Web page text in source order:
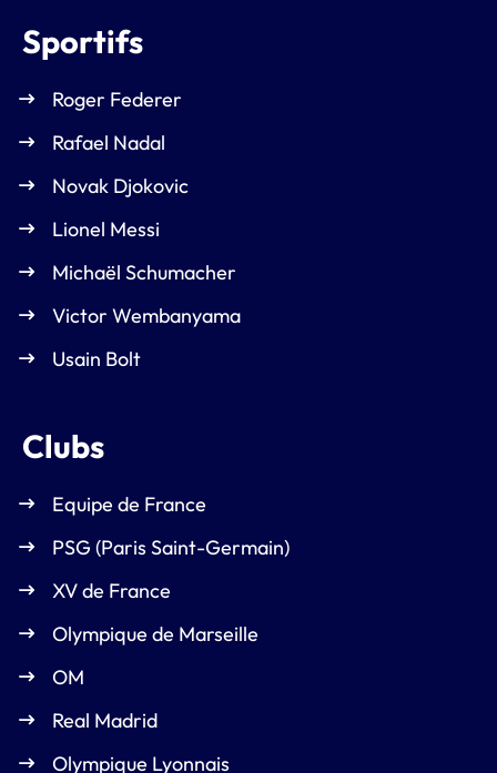
Sportifs
Roger Federer
Rafael Nadal
Novak Djokovic
Lionel Messi
Michaël Schumacher
Victor Wembanyama
Usain Bolt
Clubs
Equipe de France
PSG (Paris Saint-Germain)
XV de France
Olympique de Marseille
OM
Real Madrid
Olympique Lyonnais